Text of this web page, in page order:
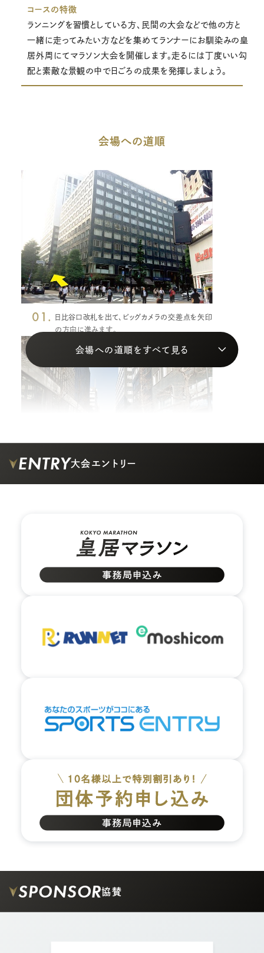
コースの特徴
ランニングを習慣としている方、民間の大会などで他の方と
一緒に走ってみたい方などを集めてランナーにお馴染みの皇
居外周にてマラソン大会を開催します。走るには丁度いい勾
配と素敵な景観の中で日ごろの成果を発揮しましょう。
会場への道順
01.
日比谷口改札を出て、ビッグカメラの交差点を矢印
の方向に進みます。
02. ビルの間の道を矢印の方向に真っすぐ進みます。
03. 大通りに出るまで真っすぐ進み、大通り沿いに左に
曲がります。
大通り沿いを矢印の方向に真っすぐ進みます。
会場への道順をすべて見る
ENTRY大会エントリー
SPONSOR協賛